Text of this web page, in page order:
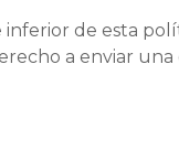
de esta
a enviar una